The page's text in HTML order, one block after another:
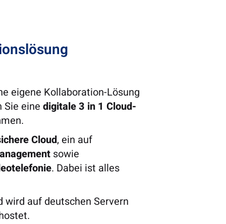
eigene Kollaboration-Lösung
Sie eine digitale 3 in 1 Cloud-
Cloud, ein auf
sowie
. Dabei ist alles
wird auf deutschen Servern